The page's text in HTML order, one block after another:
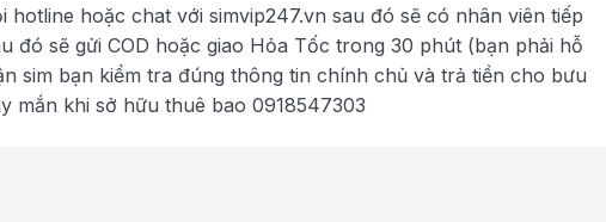
hotline hoặc chat với simvip247.vn sau đó sẽ có nhân viên tiếp
đó sẽ gửi COD hoặc giao Hỏa Tốc trong 30 phút (bạn phải hỗ
sim bạn kiểm tra đúng thông tin chính chủ và trả tiền cho bưu
mắn khi sở hữu thuê bao 0918547303